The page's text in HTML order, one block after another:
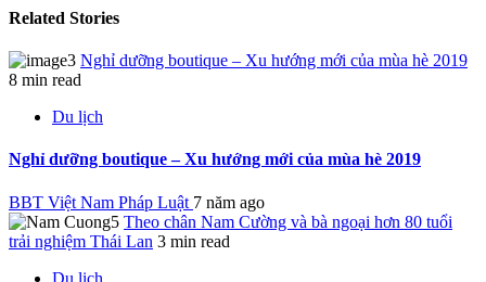
Related Stories
Nghỉ dưỡng boutique – Xu hướng mới của mùa hè 2019
8 min read
Du lịch
Nghỉ dưỡng boutique – Xu hướng mới của mùa hè 2019
BBT Việt Nam Pháp Luật 7 năm ago
Theo chân Nam Cường và bà ngoại hơn 80 tuổi
trải nghiệm Thái Lan 3 min read
Du lịch